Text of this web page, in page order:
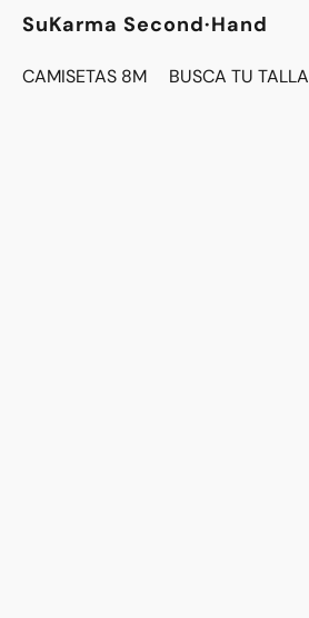
SuKarma Second·Hand
CAMISETAS 8M BUSCA TU TALLA